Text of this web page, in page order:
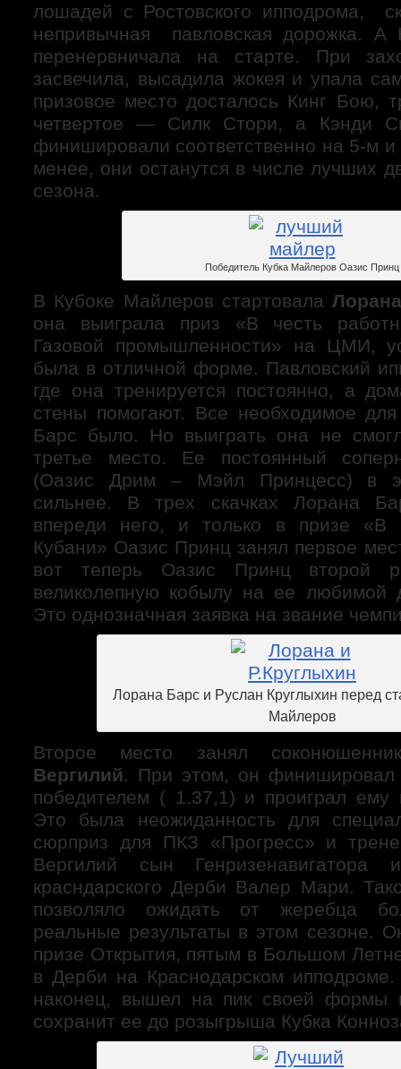
лошадей с Ростовского ипподрома,
непривычная павловская дорожка. А
перенервничала на старте. При
засвечила, высадила жокея и упала
призовое место досталось Кинг Бою,
четвертое — Силк Стори, а Кэнди
финишировали соответственно на 5-м
менее, они останутся в числе лучших
сезона.
Победитель Кубка Майлеров Оазис Принц
В Кубоке Майлеров стартовала
она выиграла приз «В честь
Газовой промышленности» на ЦМИ,
была в отличной форме. Павловский
где она тренируется постоянно, а
стены помогают. Все необходимое
Барс было. Но выиграть она не
третье место. Ее постоянный
(Оазис Дрим – Мэйл Принцесс) в
сильнее. В трех скачках Лорана
впереди него, и только в призе «В
Кубани» Оазис Принц занял первое
вот теперь Оазис Принц второй
великолепную кобылу на ее любимой
Это однозначная заявка на звание
Лорана Барс и Руслан Круглыхин перед
Майлеров
Второе место занял
Вергилий. При этом, он финишировал
победителем ( 1.37,1) и проиграл ему
Это была неожиданность для
сюрприз для ПКЗ «Прогресс» и
Вергилий сын Генризенавигатора
красндарского Дерби Валер Мари.
позволяло ожидать от жеребца
реальные результаты в этом сезоне.
призе Открытия, пятым в Большом
в Дерби на Краснодарском
наконец, вышел на пик своей формы
сохранит ее до розыгрыша Кубка